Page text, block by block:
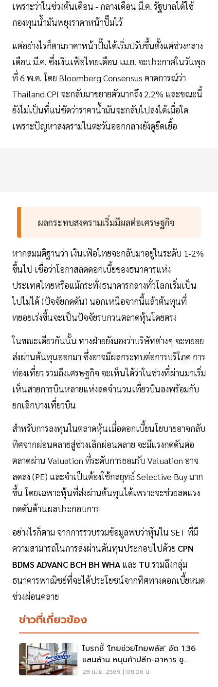
เพราะว่าในช่วงต้นเดือน - กลางเดือน มี.ค. รัฐบาลได้ใช้
กองทุนน้ำมันพยุงราคาหน้าปั๊มไว้
แต่อย่างไรก็ตามราคาหน้าปั๊มได้เริ่มปรับขึ้นตั้งแต่ช่วงกลาง
เดือน มี.ค. ซึ่งเงินเฟ้อไทยเดือน เม.ย. จะประกาศในวันพุธ
ที่ 6 พ.ค. โดย Bloomberg Consensus คาดการณ์ว่า
Thailand CPI จะกลับมาขยายตัวมากถึง 2.2% และขณะนี้
ยังไม่เป็นที่แน่ชัดว่าราคาน้ำมันจะกลับไปลงได้เมื่อใด
เพราะปัญหาสงครามในตะวันออกกลางยังดูยืดเยื้อ
ผลกระทบสงครามเริ่มมีผลต่อเศรษฐกิจ
หากสมมติฐานว่า เงินเฟ้อไทยจะกลับมาอยู่ในระดับ 1-2%
ขึ้นไป เชื่อว่าโอกาสลดดอกเบี้ยของธนาคารแห่ง
ประเทศไทยหรือแม้กระทั่งธนาคารกลางทั่วโลกเริ่มเป็น
ไปไม่ได้ (ปัจจัยกดดัน) นอกเหนือจากนี้แล้วต้นทุนที่
ทยอยเร่งขึ้นจะเป็นปัจจัยรบกวนตลาดหุ้นโดยตรง
ในขณะเดียวกันนั้น ทางฝ่ายยังมองว่าบริษัทต่างๆ จะทยอย
ส่งผ่านต้นทุนออกมา ซึ่งอาจมีผลกระทบต่อการบริโภค การ
ท่องเที่ยว รวมถึงเศรษฐกิจ จะเห็นได้ว่าในช่วงที่ผ่านมาเริ่ม
เห็นสายการบินหลายแห่งลดจำนวนเที่ยวบินลงพร้อมกับ
ยกเลิกบางเที่ยวบิน
สำหรับการลงทุนในตลาดหุ้นเมื่อดอกเบี้ยนโยบายอาจกลับ
ทิศจากผ่อนคลายสู่ช่วงเลิกผ่อนคลาย จะมีแรงกดดันต่อ
ตลาดผ่าน Valuation ที่ระดับการยอมรับ Valuation อาจ
ลดลง (PE) และจำเป็นต้องใช้กลยุทธ์ Selective Buy มาก
ขึ้น โดยเฉพาะหุ้นที่ส่งผ่านต้นทุนได้เพราะจะช่วยลดแรง
กดดันด้านผลประกอบการ
อย่างไรก็ตาม จากการรวบรวมข้อมูลพบว่าหุ้นใน SET ที่มี
ความสามารถในการส่งผ่านต้นทุนประกอบไปด้วย CPN
BDMS ADVANC BCH BH WHA และ TU รวมถึงกลุ่ม
ธนาคารพาณิชย์ที่จะได้ประโยชน์จากทิศทางดอกเบี้ยหมด
ช่วงผ่อนคลาย
ข่าวที่เกี่ยวข้อง
โบรกชี้ 'ไทยช่วยไทยพลัส' อัด 1.36
แสนล้าน หนุนค้าปลีก-อาหาร ชู
CPALL–CBG เด่น
28 เม.ย. 2569 | 08:06 น.